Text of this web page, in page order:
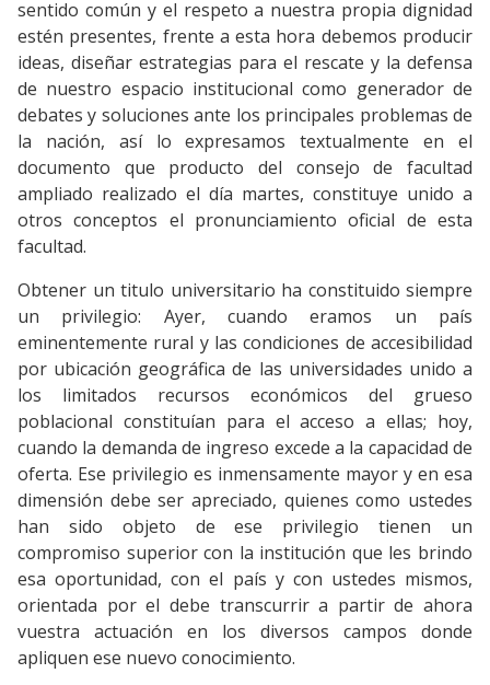
sentido común y el respeto a nuestra propia dignidad
estén presentes, frente a esta hora debemos producir
ideas, diseñar estrategias para el rescate y la defensa
de nuestro espacio institucional como generador de
debates y soluciones ante los principales problemas de
la nación, así lo expresamos textualmente en el
documento que producto del consejo de facultad
ampliado realizado el día martes, constituye unido a
otros conceptos el pronunciamiento oficial de esta
facultad.
Obtener un titulo universitario ha constituido siempre
un privilegio: Ayer, cuando eramos un país
eminentemente rural y las condiciones de accesibilidad
por ubicación geográfica de las universidades unido a
los limitados recursos económicos del grueso
poblacional constituían para el acceso a ellas; hoy,
cuando la demanda de ingreso excede a la capacidad de
oferta. Ese privilegio es inmensamente mayor y en esa
dimensión debe ser apreciado, quienes como ustedes
han sido objeto de ese privilegio tienen un
compromiso superior con la institución que les brindo
esa oportunidad, con el país y con ustedes mismos,
orientada por el debe transcurrir a partir de ahora
vuestra actuación en los diversos campos donde
apliquen ese nuevo conocimiento.